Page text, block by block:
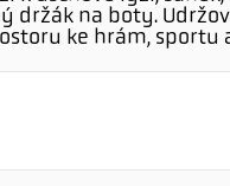
držák na boty.
ke hrám, sportu